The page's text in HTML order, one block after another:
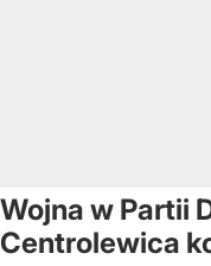
Wojna w Partii
Centrolewica